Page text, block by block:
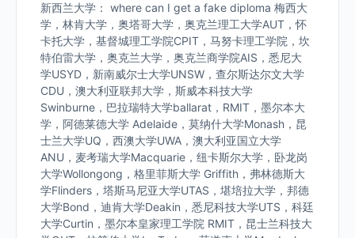
新西兰大学： where can I get a fake diploma 梅西大
学，林肯大学，奥塔哥大学，奥克兰理工大学AUT，怀
卡托大学，基督城理工学院CPIT，马努卡理工学院，坎
特伯雷大学，奥克兰大学，奥克兰商学院AIS，悉尼大
学USYD，新南威尔士大学UNSW，查尔斯达尔文大学
CDU，澳大利亚联邦大学，斯威本科技大学
Swinburne，巴拉瑞特大学ballarat，RMIT，墨尔本大
学，阿德莱德大学 Adelaide，莫纳什大学Monash，昆
士兰大学UQ，西澳大学UWA，澳大利亚国立大学
ANU，麦考瑞大学Macquarie，纽卡斯尔大学，卧龙岗
大学Wollongong，格里菲斯大学 Griffith，弗林德斯大
学Flinders，塔斯马尼亚大学UTAS，堪培拉大学，邦德
大学Bond，迪肯大学Deakin，悉尼科技大学UTS，科廷
大学Curtin，墨尔本皇家理工学院 RMIT，昆士兰科技大